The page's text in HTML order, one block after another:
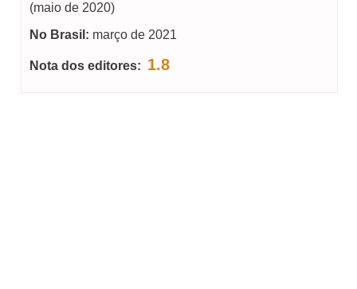
(maio de 2020)
No Brasil: março de 2021
Nota dos editores: 1.8